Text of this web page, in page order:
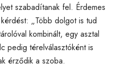
szabadítanak fel. Érdemes
„Több dolgot is tud
kombinált, egy asztal
pedig térelválasztóként is
érződik a szoba.